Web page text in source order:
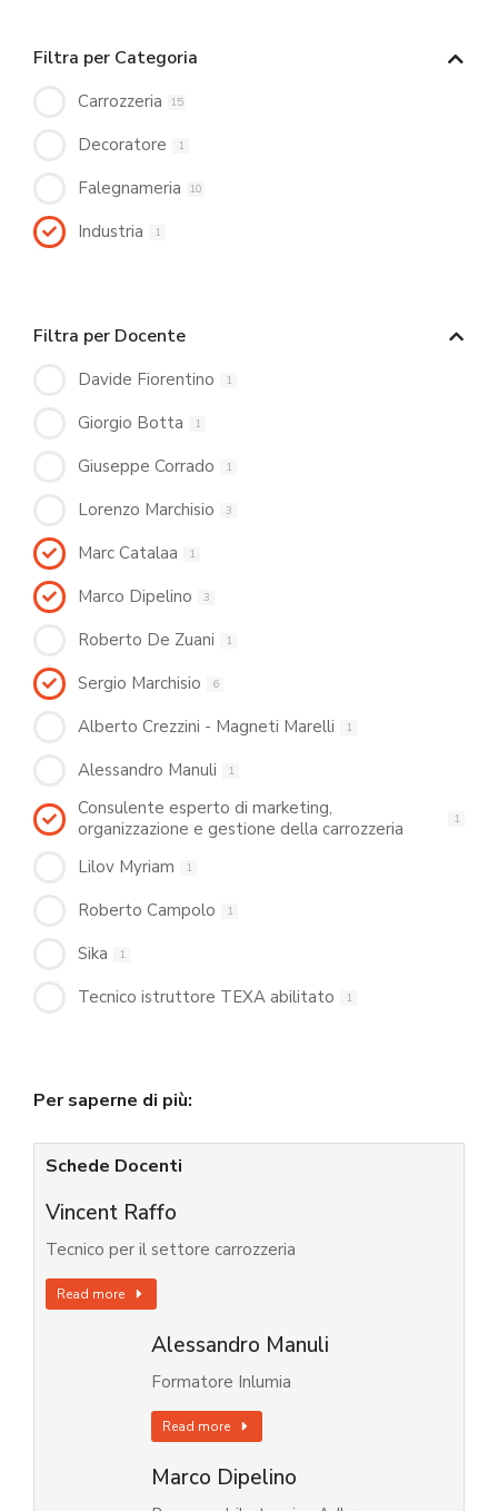
Filtra per Categoria
Carrozzeria 15
Decoratore 1
Falegnameria 10
Industria 1
Filtra per Docente
Davide Fiorentino 1
Giorgio Botta 1
Giuseppe Corrado 1
Lorenzo Marchisio 3
Marc Catalaa 1
Marco Dipelino 3
Roberto De Zuani 1
Sergio Marchisio 6
Alberto Crezzini - Magneti Marelli 1
Alessandro Manuli 1
Consulente esperto di marketing,
organizzazione e gestione della carrozzeria
1
Lilov Myriam 1
Roberto Campolo 1
Sika 1
Tecnico istruttore TEXA abilitato 1
Per saperne di più:
Schede Docenti
Vincent Raffo
Tecnico per il settore carrozzeria
Read more
Alessandro Manuli
Formatore Inlumia
Read more
Marco Dipelino